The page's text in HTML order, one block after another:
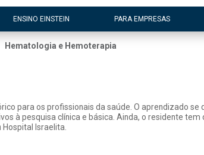
ENSINO EINSTEIN PARA EMPRESAS
Hematologia e Hemoterapia
para os profissionais da saúde. O aprendizado
à pesquisa clínica e básica. Ainda, o residente
Israelita.